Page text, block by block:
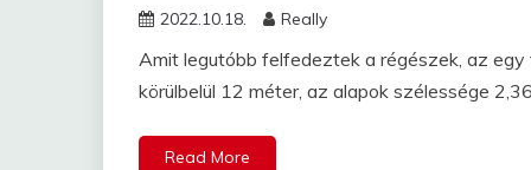
2022.10.18. Really
Amit legutóbb felfedeztek a régészek, az
körülbelül 12 méter, az alapok szélessége
Read More